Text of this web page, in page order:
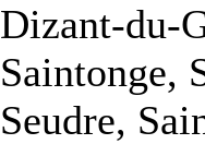
Dizant-du-
Saintonge,
Seudre,